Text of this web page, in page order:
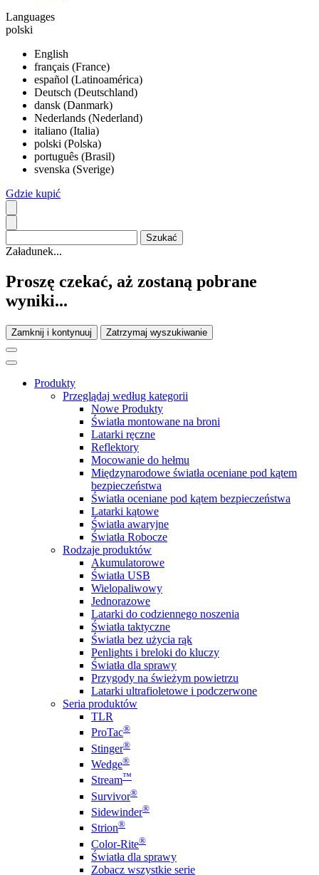
Languages
polski
English
français (France)
español (Latinoamérica)
Deutsch (Deutschland)
dansk (Danmark)
Nederlands (Nederland)
italiano (Italia)
polski (Polska)
português (Brasil)
svenska (Sverige)
Gdzie kupić
Załadunek...
Proszę czekać, aż zostaną pobrane
wyniki...
Zamknij i kontynuuj Zatrzymaj wyszukiwanie
Produkty
Przeglądaj według kategorii
Nowe Produkty
Światła montowane na broni
Latarki ręczne
Reflektory
Mocowanie do hełmu
Międzynarodowe światła oceniane pod kątem
bezpieczeństwa
Światła oceniane pod kątem bezpieczeństwa
Latarki kątowe
Światła awaryjne
Światła Robocze
Rodzaje produktów
Akumulatorowe
Światła USB
Wielopaliwowy
Jednorazowe
Latarki do codziennego noszenia
Światła taktyczne
Światła bez użycia rąk
Penlights i breloki do kluczy
Światła dla sprawy
Przygody na świeżym powietrzu
Latarki ultrafioletowe i podczerwone
Seria produktów
TLR
ProTac®
Stinger®
Wedge®
Stream™
Survivor®
Sidewinder®
Strion®
Color-Rite®
Światła dla sprawy
Zobacz wszystkie serie